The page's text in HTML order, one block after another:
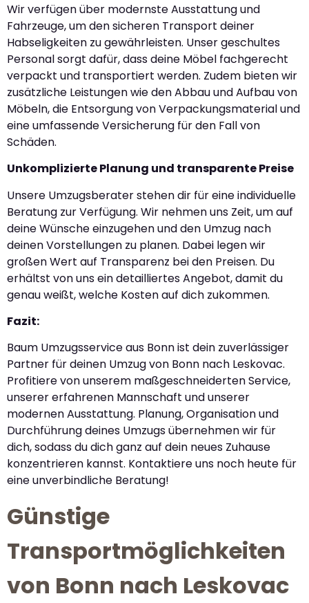
Wir verfügen über modernste Ausstattung und
Fahrzeuge, um den sicheren Transport deiner
Habseligkeiten zu gewährleisten. Unser geschultes
Personal sorgt dafür, dass deine Möbel fachgerecht
verpackt und transportiert werden. Zudem bieten wir
zusätzliche Leistungen wie den Abbau und Aufbau von
Möbeln, die Entsorgung von Verpackungsmaterial und
eine umfassende Versicherung für den Fall von
Schäden.
Unkomplizierte Planung und transparente Preise
Unsere Umzugsberater stehen dir für eine individuelle
Beratung zur Verfügung. Wir nehmen uns Zeit, um auf
deine Wünsche einzugehen und den Umzug nach
deinen Vorstellungen zu planen. Dabei legen wir
großen Wert auf Transparenz bei den Preisen. Du
erhältst von uns ein detailliertes Angebot, damit du
genau weißt, welche Kosten auf dich zukommen.
Fazit:
Baum Umzugsservice aus Bonn ist dein zuverlässiger
Partner für deinen Umzug von Bonn nach Leskovac.
Profitiere von unserem maßgeschneiderten Service,
unserer erfahrenen Mannschaft und unserer
modernen Ausstattung. Planung, Organisation und
Durchführung deines Umzugs übernehmen wir für
dich, sodass du dich ganz auf dein neues Zuhause
konzentrieren kannst. Kontaktiere uns noch heute für
eine unverbindliche Beratung!
Günstige
Transportmöglichkeiten
von Bonn nach Leskovac